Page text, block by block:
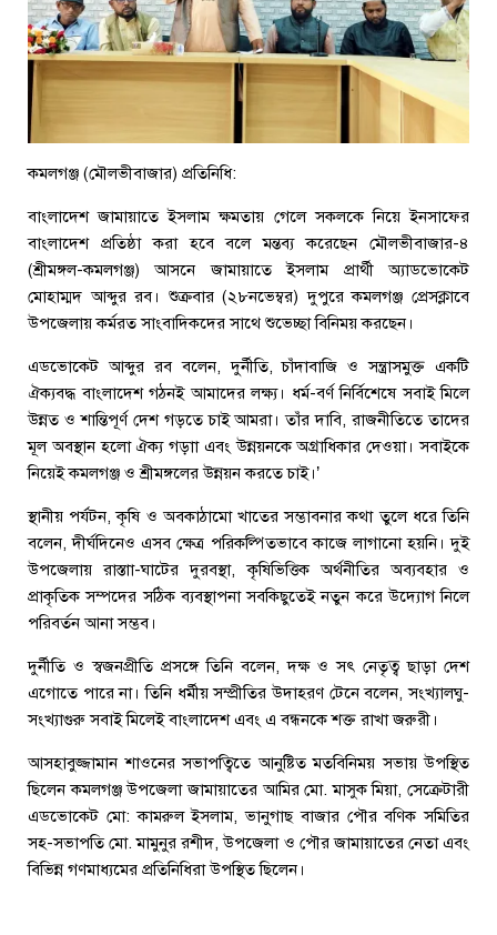
কমলগঞ্জ (মৌলভীবাজার) প্রতিনিধি:
বাংলাদেশ জামায়াতে ইসলাম ক্ষমতায় গেলে সকলকে নিয়ে ইনসাফের
বাংলাদেশ প্রতিষ্ঠা করা হবে বলে মন্তব্য করেছেন মৌলভীবাজার-৪
(শ্রীমঙ্গল-কমলগঞ্জ) আসনে জামায়াতে ইসলাম প্রার্থী অ্যাডভোকেট
মোহাম্মদ আব্দুর রব। শুক্রবার (২৮নভেম্বর) দুপুরে কমলগঞ্জ প্রেসক্লাবে
উপজেলায় কর্মরত সাংবাদিকদের সাথে শুভেচ্ছা বিনিময় করছেন।
এডভোকেট আব্দুর রব বলেন, দুর্নীতি, চাঁদাবাজি ও সন্ত্রাসমুক্ত একটি
ঐক্যবদ্ধ বাংলাদেশ গঠনই আমাদের লক্ষ্য। ধর্ম-বর্ণ নির্বিশেষে সবাই মিলে
উন্নত ও শান্তিপূর্ণ দেশ গড়তে চাই আমরা। তাঁর দাবি, রাজনীতিতে তাদের
মূল অবস্থান হলো ঐক্য গড়াা এবং উন্নয়নকে অগ্রাধিকার দেওয়া। সবাইকে
নিয়েই কমলগঞ্জ ও শ্রীমঙ্গলের উন্নয়ন করতে চাই।’
স্থানীয় পর্যটন, কৃষি ও অবকাঠামো খাতের সম্ভাবনার কথা তুলে ধরে তিনি
বলেন, দীর্ঘদিনেও এসব ক্ষেত্র পরিকল্পিতভাবে কাজে লাগানো হয়নি। দুই
উপজেলায় রাস্তাা-ঘাটের দুরবস্থা, কৃষিভিত্তিক অর্থনীতির অব্যবহার ও
প্রাকৃতিক সম্পদের সঠিক ব্যবস্থাপনা সবকিছুতেই নতুন করে উদ্যোগ নিলে
পরিবর্তন আনা সম্ভব।
দুর্নীতি ও স্বজনপ্রীতি প্রসঙ্গে তিনি বলেন, দক্ষ ও সৎ নেতৃত্ব ছাড়া দেশ
এগোতে পারে না। তিনি ধর্মীয় সম্প্রীতির উদাহরণ টেনে বলেন, সংখ্যালঘু-
সংখ্যাগুরু সবাই মিলেই বাংলাদেশ এবং এ বন্ধনকে শক্ত রাখা জরুরী।
আসহাবুজ্জামান শাওনের সভাপত্বিতে আনুষ্টিত মতবিনিময় সভায় উপস্থিত
ছিলেন কমলগঞ্জ উপজেলা জামায়াতের আমির মো. মাসুক মিয়া, সেক্রেটারী
এডভোকেট মো: কামরুল ইসলাম, ভানুগাছ বাজার পৌর বণিক সমিতির
সহ-সভাপতি মো. মামুনুর রশীদ, উপজেলা ও পৌর জামায়াতের নেতা এবং
বিভিন্ন গণমাধ্যমের প্রতিনিধিরা উপস্থিত ছিলেন।